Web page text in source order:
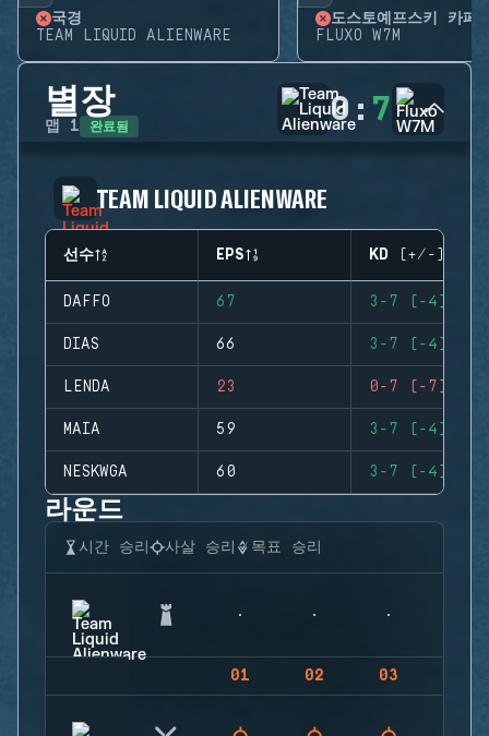
국경
TEAM LIQUID ALIENWARE
도스토예프스키 카페
FLUXO W7M
별장
맵 1 완료됨 0 : 7
TEAM LIQUID ALIENWARE
선수 EPS KD (+/-)
DAFFO 67 3-7 (-4)
DIAS 66 3-7 (-4)
LENDA 23 0-7 (-7)
MAIA 59 3-7 (-4)
NESKWGA 60 3-7 (-4)
라운드
시간 승리 사살 승리 목표 승리
01 02 03